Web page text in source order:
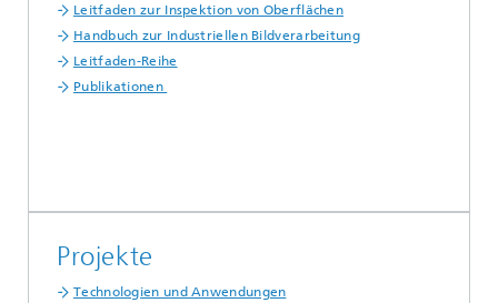
Leitfaden zur Inspektion von Oberflächen
Handbuch zur Industriellen Bildverarbeitung
Leitfaden-Reihe
Publikationen
Projekte
Technologien und Anwendungen